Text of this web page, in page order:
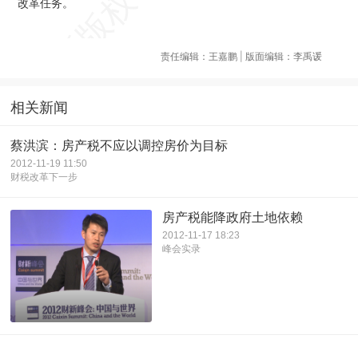
改革任务。
责任编辑：王嘉鹏 | 版面编辑：李禹谖
相关新闻
蔡洪滨：房产税不应以调控房价为目标
2012-11-19 11:50
财税改革下一步
房产税能降政府土地依赖
2012-11-17 18:23
峰会实录